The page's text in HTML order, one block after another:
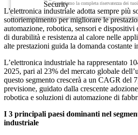
Garantiamo la completa riservatezza dei
L'elettronica industriale adotta sempre più
sottoriempimento per migliorare le
automazione, robotica, sensori e dispositivi
di durabilità e resistenza al calore nelle
alte prestazioni guida la domanda costante
L’elettronica industriale ha rappresentato
2025, pari al 23% del mercato globale
questo segmento crescerà a un CAGR del
previsione, guidato dalla crescente
robotica e soluzioni di automazione di
I 3 principali paesi dominanti nel
industriale